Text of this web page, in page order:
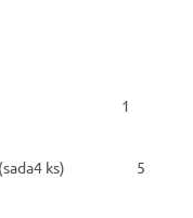
koulí 1
(sada4 ks) 5